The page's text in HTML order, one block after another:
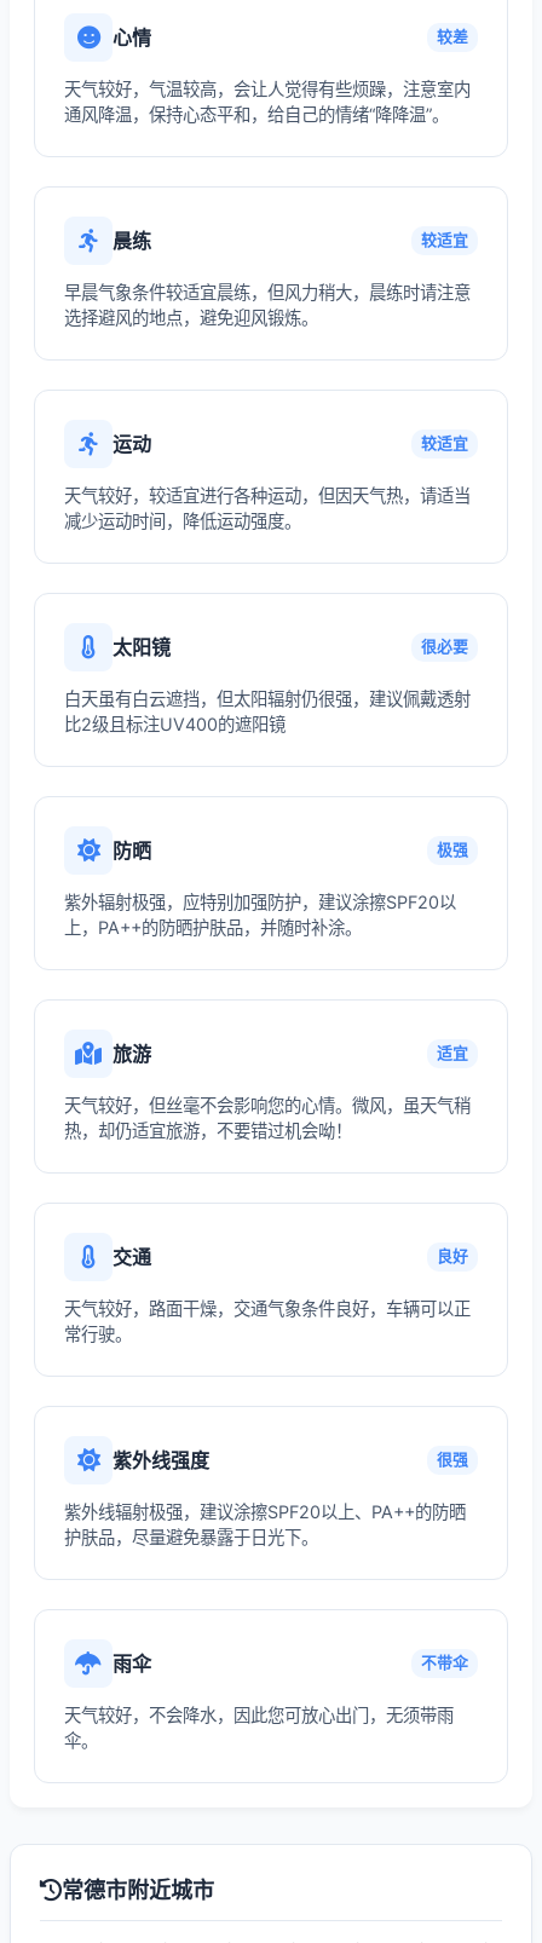
心情 较差
天气较好，气温较高，会让人觉得有些烦躁，注意室内
通风降温，保持心态平和，给自己的情绪“降降温”。
晨练 较适宜
早晨气象条件较适宜晨练，但风力稍大，晨练时请注意
选择避风的地点，避免迎风锻炼。
运动 较适宜
天气较好，较适宜进行各种运动，但因天气热，请适当
减少运动时间，降低运动强度。
太阳镜 很必要
白天虽有白云遮挡，但太阳辐射仍很强，建议佩戴透射
比2级且标注UV400的遮阳镜
防晒 极强
紫外辐射极强，应特别加强防护，建议涂擦SPF20以
上，PA++的防晒护肤品，并随时补涂。
旅游 适宜
天气较好，但丝毫不会影响您的心情。微风，虽天气稍
热，却仍适宜旅游，不要错过机会呦！
交通 良好
天气较好，路面干燥，交通气象条件良好，车辆可以正
常行驶。
紫外线强度 很强
紫外线辐射极强，建议涂擦SPF20以上、PA++的防晒
护肤品，尽量避免暴露于日光下。
雨伞 不带伞
天气较好，不会降水，因此您可放心出门，无须带雨
伞。
常德市附近城市